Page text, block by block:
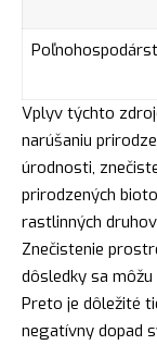
Vplyv týchto
narúšaniu
úrodnosti,
prirodzených
rastlinných
Znečistenie
dôsledky sa
Preto je dôležité
negatívny dopad